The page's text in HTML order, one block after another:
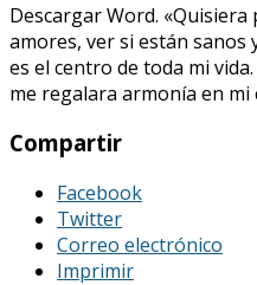
Descargar Word.
amores, ver si están sanos
es el centro de toda mi
me regalara armonía en mi
Compartir
Facebook
Twitter
Correo electrónico
Imprimir